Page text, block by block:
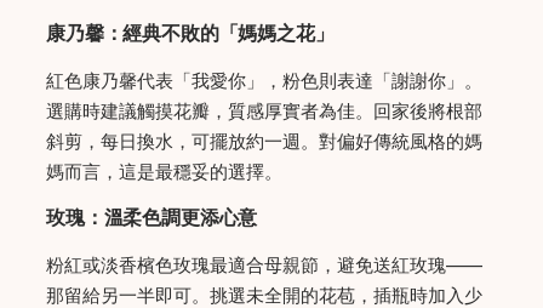
康乃馨：經典不敗的「媽媽之花」
紅色康乃馨代表「我愛你」，粉色則表達「謝謝你」。
選購時建議觸摸花瓣，質感厚實者為佳。回家後將根部
斜剪，每日換水，可擺放約一週。對偏好傳統風格的媽
媽而言，這是最穩妥的選擇。
玫瑰：溫柔色調更添心意
粉紅或淡香檳色玫瑰最適合母親節，避免送紅玫瑰——
那留給另一半即可。挑選未全開的花苞，插瓶時加入少